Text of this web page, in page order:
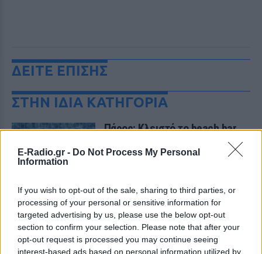
E-Radio.gr - Do Not Process My Personal
Information
If you wish to opt-out of the sale, sharing to third parties, or
processing of your personal or sensitive information for
targeted advertising by us, please use the below opt-out
section to confirm your selection. Please note that after your
opt-out request is processed you may continue seeing
interest-based ads based on personal information utilized by
ΔΕΙΤΕ ΕΠΙΣΗΣ
ΣΤΗΝ ΙΔΙΑ ΚΑΤΗΓΟΡΙΑ
Πάρος: Κλειστό το beach bar
Δικογραφία για ανθρωποκτονία
Ο ιδιοκτήτης της επιχείρησης κρατείται
και αναμένεται να οδηγηθεί στον
εισαγγελέα, ενώ οι γονείς του παιδιού
αφέθηκαν ελεύθεροι μετά τη
σχηματισθείσα δικογραφία.